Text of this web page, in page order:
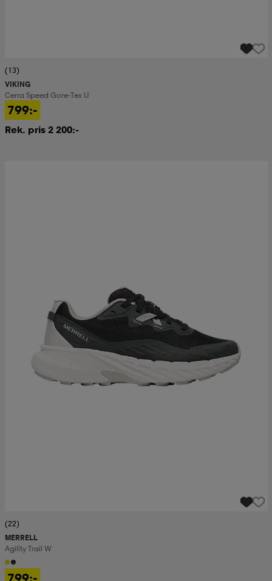
(13)
VIKING
Cerra Speed Gore-Tex U
799:-
Rek. pris 2 200:-
(22)
MERRELL
Agility Trail W
799:-